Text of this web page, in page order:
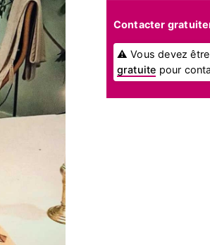
Contacter
⚠ Vous devez
gratuite pour